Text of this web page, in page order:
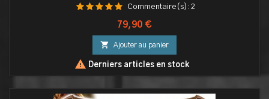
Commentaire(s): 2
Prix
79,90 €
 Ajouter au panier
 Derniers articles en stock